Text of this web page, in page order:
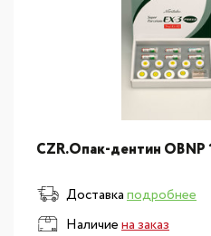
CZR.Опак-дентин OBNP
Доставкаподробнее
Наличиена заказ